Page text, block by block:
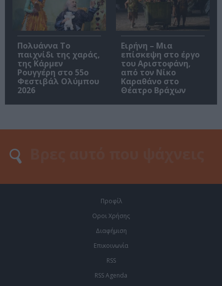
Πολυάννα Το
παιχνίδι της χαράς,
της Κάρμεν
Ρουγγέρη στο 55ο
Φεστιβάλ Ολύμπου
2026
Ειρήνη – Μια
επίσκεψη στο έργο
του Αριστοφάνη,
από τον Νίκο
Καραθάνο στο
Θέατρο Βράχων
Προφίλ
Οροι Χρήσης
Διαφήμιση
Επικοινωνία
RSS
RSS Agenda